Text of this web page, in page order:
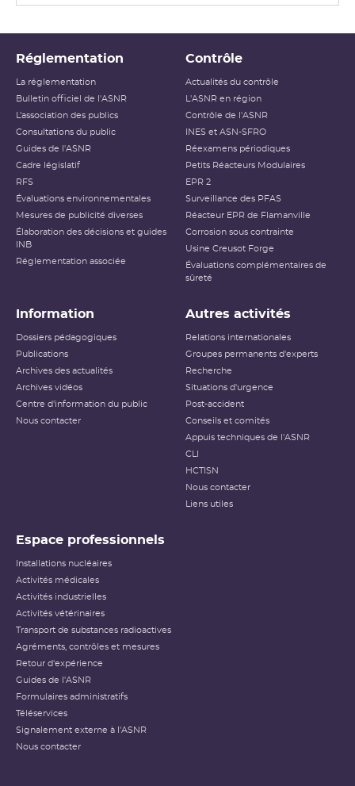
Réglementation
La réglementation
Bulletin officiel de l'ASNR
L’association des publics
Consultations du public
Guides de l'ASNR
Cadre législatif
RFS
Évaluations environnementales
Mesures de publicité diverses
Élaboration des décisions et guides
INB
Réglementation associée
Contrôle
Actualités du contrôle
L'ASNR en région
Contrôle de l'ASNR
INES et ASN-SFRO
Réexamens périodiques
Petits Réacteurs Modulaires
EPR 2
Surveillance des PFAS
Réacteur EPR de Flamanville
Corrosion sous contrainte
Usine Creusot Forge
Évaluations complémentaires de
sûreté
Information
Dossiers pédagogiques
Publications
Archives des actualités
Archives vidéos
Centre d'information du public
Nous contacter
Autres activités
Relations internationales
Groupes permanents d'experts
Recherche
Situations d'urgence
Post-accident
Conseils et comités
Appuis techniques de l'ASNR
CLI
HCTISN
Nous contacter
Liens utiles
Espace professionnels
Installations nucléaires
Activités médicales
Activités industrielles
Activités vétérinaires
Transport de substances radioactives
Agréments, contrôles et mesures
Retour d'expérience
Guides de l'ASNR
Formulaires administratifs
Téléservices
Signalement externe à l'ASNR
Nous contacter